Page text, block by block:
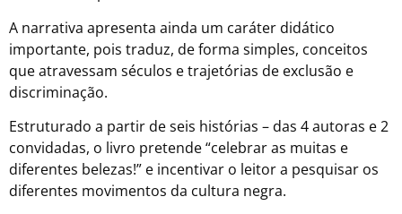
A narrativa apresenta ainda um caráter didático
importante, pois traduz, de forma simples, conceitos
que atravessam séculos e trajetórias de exclusão e
discriminação.
Estruturado a partir de seis histórias – das 4 autoras e 2
convidadas, o livro pretende “celebrar as muitas e
diferentes belezas!” e incentivar o leitor a pesquisar os
diferentes movimentos da cultura negra.